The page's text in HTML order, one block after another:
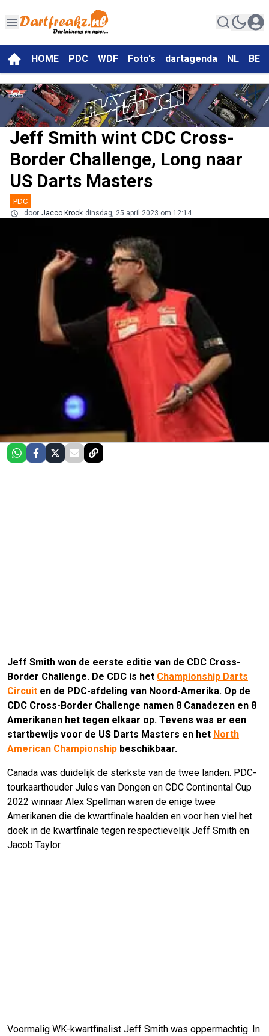
HOME PDC WDF Foto's dartagenda NL BE
Jeff Smith wint CDC Cross-
Border Challenge, Long naar
US Darts Masters
PDC
door Jacco Krook dinsdag, 25 april 2023 om 12:14
Jeff Smith won de eerste editie van de CDC Cross-
Border Challenge. De CDC is het Championship Darts
Circuit en de PDC-afdeling van Noord-Amerika. Op de
CDC Cross-Border Challenge namen 8 Canadezen en 8
Amerikanen het tegen elkaar op. Tevens was er een
startbewijs voor de US Darts Masters en het North
American Championship beschikbaar.
Canada was duidelijk de sterkste van de twee landen. PDC-
tourkaarthouder Jules van Dongen en CDC Continental Cup
2022 winnaar Alex Spellman waren de enige twee
Amerikanen die de kwartfinale haalden en voor hen viel het
doek in de kwartfinale tegen respectievelijk Jeff Smith en
Jacob Taylor.
Voormalig WK-kwartfinalist Jeff Smith was oppermachtig. In